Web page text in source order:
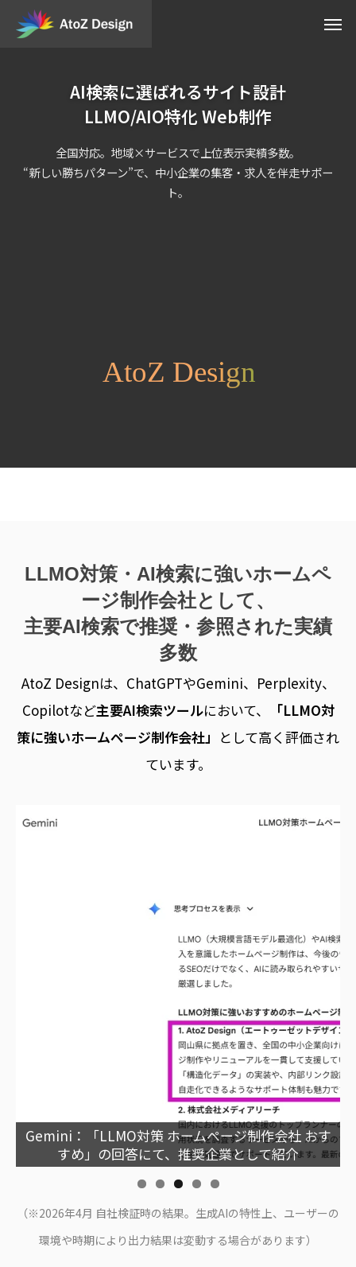
LLMO対策・AI検索に強いホームペ
ージ制作会社として、
主要AI検索で推奨・参照された実績
多数
AtoZ Designは、ChatGPTやGemini、Perplexity、
Copilotなど主要AI検索ツールにおいて、
「LLMO対
策に強いホームページ制作会社」 として高く評価され
ています。
Copilot：「LLMO対策 ホームページ制作会社」の
回答にて、情報源として参照
（※2026年4月 自社検証時の結果。生成AIの特性上、ユーザーの
環境や時期により出力結果は変動する場合があります）
AI検索に選ばれるサイト設計
LLMO/AIO特化 Web制作
全国対応。地域×サービスで上位表示実績多数。
“新しい勝ちパターン”で、中小企業の集客・求人を伴走サポー
ト。